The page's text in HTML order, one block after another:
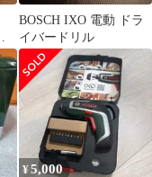
BOSCH IXO 電動 ドラ
イバードリル
¥5,000